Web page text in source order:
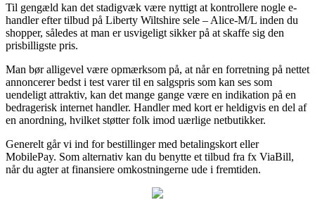
Til gengæld kan det stadigvæk være nyttigt at kontrollere nogle e-
handler efter tilbud på Liberty Wiltshire sele – Alice-M/L inden du
shopper, således at man er usvigeligt sikker på at skaffe sig den
prisbilligste pris.
Man bør alligevel være opmærksom på, at når en forretning på nettet
annoncerer bedst i test varer til en salgspris som kan ses som
uendeligt attraktiv, kan det mange gange være en indikation på en
bedragerisk internet handler. Handler med kort er heldigvis en del af
en anordning, hvilket støtter folk imod uærlige netbutikker.
Generelt går vi ind for bestillinger med betalingskort eller
MobilePay. Som alternativ kan du benytte et tilbud fra fx ViaBill,
når du agter at finansiere omkostningerne ude i fremtiden.